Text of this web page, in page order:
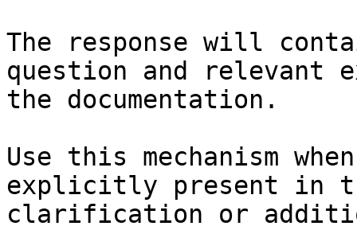
The response will
question and relevant
the documentation.
Use this mechanism
explicitly present in
clarification or